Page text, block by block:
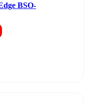
BSO-